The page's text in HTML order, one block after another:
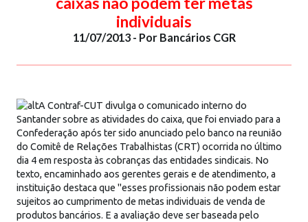
individuais
11/07/2013 - Por Bancários CGR
A Contraf-CUT divulga o comunicado interno do
Santander sobre as atividades do caixa, que foi enviado para a
Confederação após ter sido anunciado pelo banco na reunião
do Comitê de Relações Trabalhistas (CRT) ocorrida no último
dia 4 em resposta às cobranças das entidades sindicais. No
texto, encaminhado aos gerentes gerais e de atendimento, a
instituição destaca que "esses profissionais não podem estar
sujeitos ao cumprimento de metas individuais de venda de
produtos bancários. E a avaliação deve ser baseada pelo